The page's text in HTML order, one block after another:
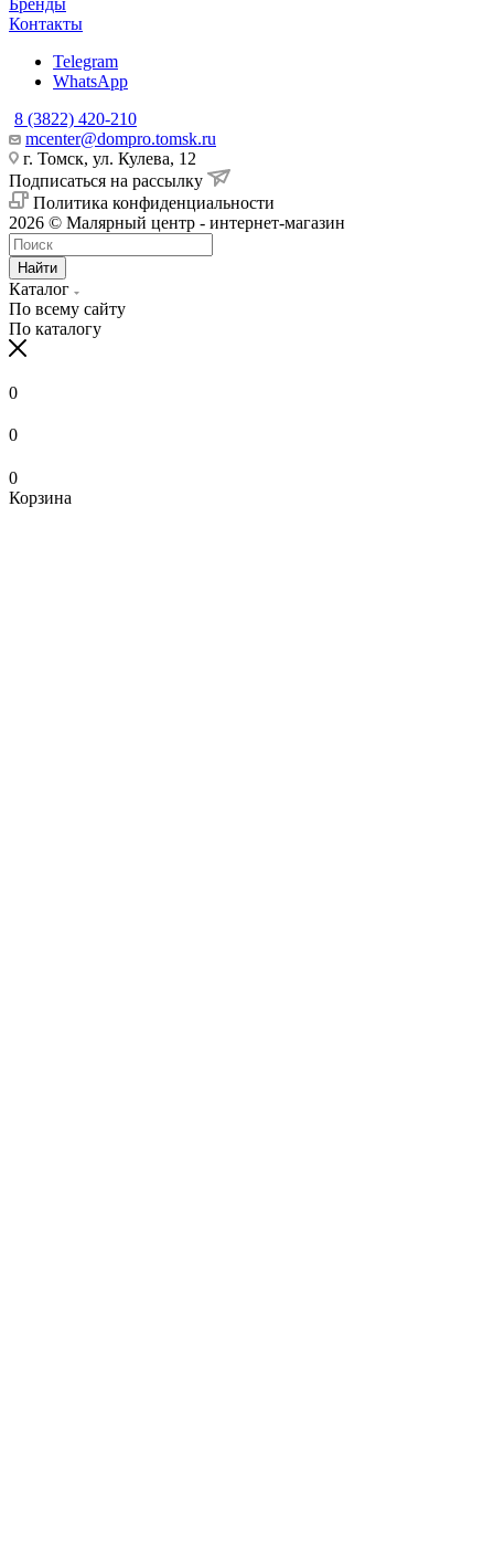
Контакты
Telegram
WhatsApp
8 (3822) 420-210
mcenter@dompro.tomsk.ru
г. Томск, ул. Кулева, 12
Подписаться на рассылку
Политика конфиденциальности
2026 © Малярный центр - интернет-магазин
Найти
Каталог
По всему сайту
По каталогу
0
0
0
Корзина